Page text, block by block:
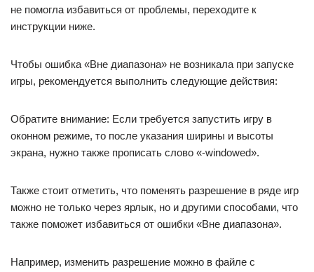
не помогла избавиться от проблемы, переходите к
инструкции ниже.
Чтобы ошибка «Вне диапазона» не возникала при запуске
игры, рекомендуется выполнить следующие действия:
Обратите внимание: Если требуется запустить игру в
оконном режиме, то после указания ширины и высоты
экрана, нужно также прописать слово «-windowed».
Также стоит отметить, что поменять разрешение в ряде игр
можно не только через ярлык, но и другими способами, что
также поможет избавиться от ошибки «Вне диапазона».
Например, изменить разрешение можно в файле с